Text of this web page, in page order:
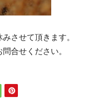
させて頂きます。
合せください。